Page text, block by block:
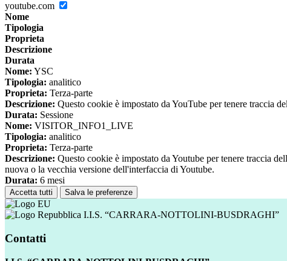
youtube.com
Nome
Tipologia
Proprieta
Descrizione
Durata
Nome: YSC
Tipologia: analitico
Proprieta: Terza-parte
Descrizione: Questo cookie è impostato da YouTube per tenere traccia
Durata: Sessione
Nome: VISITOR_INFO1_LIVE
Tipologia: analitico
Proprieta: Terza-parte
Descrizione: Questo cookie è impostato da Youtube per tenere traccia
nuova o la vecchia versione dell'interfaccia di Youtube.
Durata: 6 mesi
Accetta tutti Salva le preferenze
I.I.S. “CARRARA-NOTTOLINI-BUSDRAGHI”
Contatti